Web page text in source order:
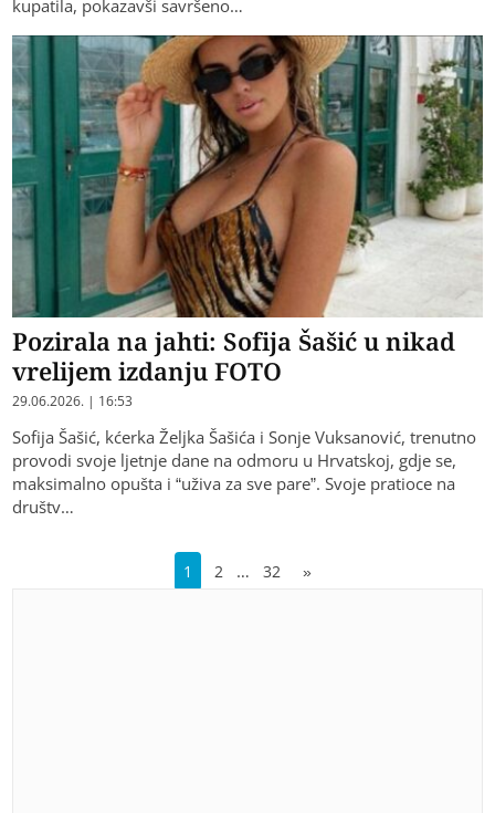
kupatila, pokazavši savršeno…
Pozirala na jahti: Sofija Šašić u nikad
vrelijem izdanju FOTO
29.06.2026. | 16:53
Sofija Šašić, kćerka Željka Šašića i Sonje Vuksanović, trenutno
provodi svoje ljetnje dane na odmoru u Hrvatskoj, gdje se,
maksimalno opušta i “uživa za sve pare”. Svoje pratioce na
društv…
1 2 … 32 »